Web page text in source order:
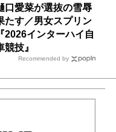
口愛菜が選抜の雪辱
たす／男女スプリン
2026インターハイ自
競技』
Recommended by